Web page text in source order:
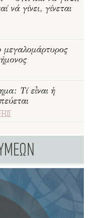
νά γίνει, γίνεται
μεγαλομάρτυρος
Τί εἶναι ἡ